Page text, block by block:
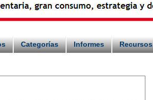
Categorías Informes Recursos